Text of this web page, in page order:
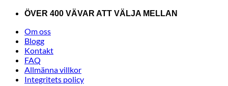
Skip
content
ÖVER 400 VÄVAR ATT VÄLJA MELLAN
Om oss
Blogg
Kontakt
FAQ
Allmänna villkor
Integritets policy